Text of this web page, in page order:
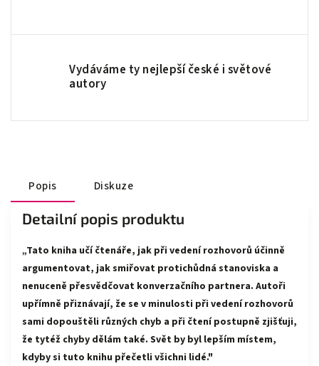
Vydáváme ty nejlepší české i světové
autory
Popis Diskuze
Detailní popis produktu
„Tato kniha učí čtenáře, jak při vedení rozhovorů účinně
argumentovat, jak smiřovat protichůdná stanoviska a
nenuceně přesvědčovat konverzačního partnera. Autoři
upřímně přiznávají, že se v minulosti při vedení rozhovorů
sami dopouštěli různých chyb a při čtení postupně zjišťuji,
že tytéž chyby dělám také. Svět by byl lepším místem,
kdyby si tuto knihu přečetli všichni lidé."